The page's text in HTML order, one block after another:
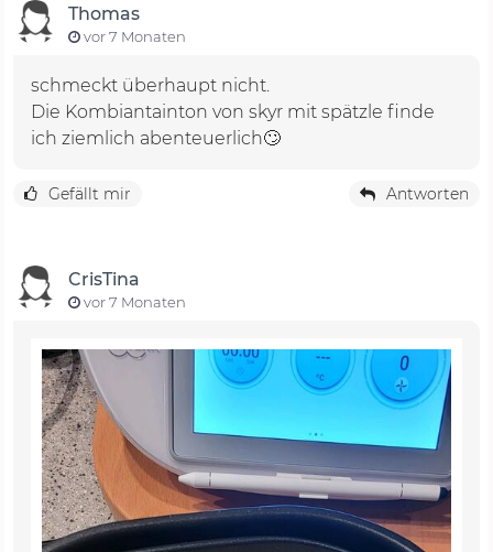
Thomas
vor 7 Monaten
schmeckt überhaupt nicht.
Die Kombiantainton von skyr mit spätzle finde
ich ziemlich abenteuerlich🙄
Gefällt mir Antworten
CrisTina
vor 7 Monaten